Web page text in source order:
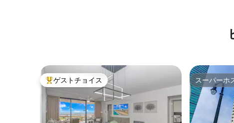
大好評のゲストチョイスです。
ゲストチョイス スーパーホ
スーパーホ